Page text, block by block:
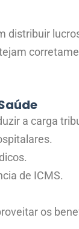
distribuir
a carga
de ICMS.
os